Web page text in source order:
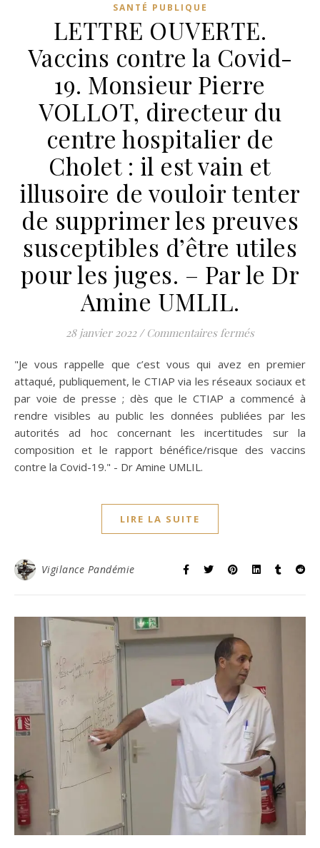
SANTÉ PUBLIQUE
LETTRE OUVERTE.
Vaccins contre la Covid-
19. Monsieur Pierre
VOLLOT, directeur du
centre hospitalier de
Cholet : il est vain et
illusoire de vouloir tenter
de supprimer les preuves
susceptibles d’être utiles
pour les juges. – Par le Dr
Amine UMLIL.
28 janvier 2022 / Commentaires ferméssur LETTRE
"Je vous rappelle que c’est vous qui avez en premier
attaqué, publiquement, le CTIAP via les réseaux sociaux et
par voie de presse ; dès que le CTIAP a commencé à
rendre visibles au public les données publiées par les
autorités ad hoc concernant les incertitudes sur la
composition et le rapport bénéfice/risque des vaccins
contre la Covid-19." - Dr Amine UMLIL.
LIRE LA SUITE
Vigilance Pandémie